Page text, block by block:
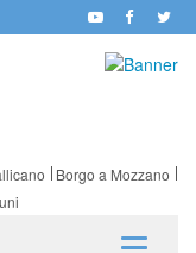
Borgo a Mozzano